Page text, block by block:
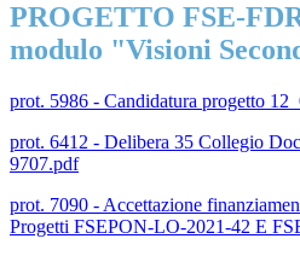
PROGETTO FSE-
modulo "Visioni
prot. 5986 - Candidatura progetto
prot. 6412 - Delibera 35 Collegio
9707.pdf
prot. 7090 - Accettazione
Progetti FSEPON-LO-2021-42 E